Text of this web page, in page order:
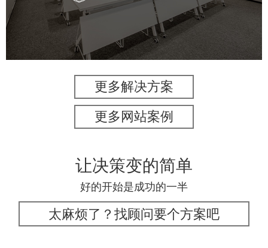
培训教育 品牌官网 高校
学校网站建设
教育网站建设
更多解决方案
更多网站案例
让决策变的简单
好的开始是成功的一半
太麻烦了？找顾问要个方案吧